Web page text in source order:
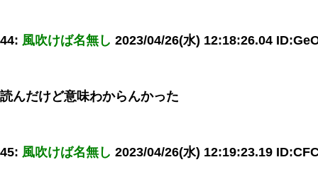
44: 風吹けば名無し 2023/04/26(水) 12:18:26.04
読んだけど意味わからんかった
45: 風吹けば名無し 2023/04/26(水) 12:19:23.19